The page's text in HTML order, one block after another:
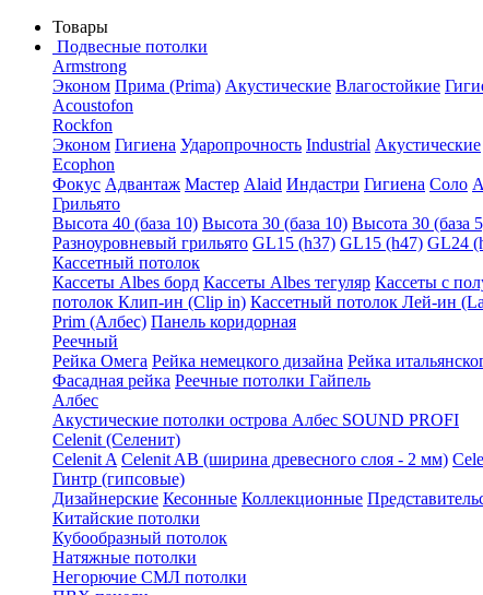
Товары
Подвесные потолки
Armstrong
Эконом Прима (Prima) Акустические Влагостойкие
Acoustofon
Rockfon
Эконом Гигиена Ударопрочность Industrial Акустические
Ecophon
Фокус Адвантаж Мастер Alaid Индастри Гигиена Соло
Грильято
Высота 40 (база 10) Высота 30 (база 10) Высота 30 (база
Разноуровневый грильято GL15 (h37) GL15 (h47) GL24
Кассетный потолок
Кассеты Albes борд Кассеты Albes тегуляр Кассеты с
потолок Клип-ин (Clip in) Кассетный потолок Лей-ин
Prim (Албес) Панель коридорная
Реечный
Рейка Омега Рейка немецкого дизайна Рейка
Фасадная рейка Реечные потолки Гайпель
Албес
Акустические потолки острова Албес SOUND PROFI
Celenit (Селенит)
Celenit A Celenit AB (ширина древесного слоя - 2 мм)
Гинтр (гипсовые)
Дизайнерские Кесонные Коллекционные
Китайские потолки
Кубообразный потолок
Натяжные потолки
Негорючие СМЛ потолки